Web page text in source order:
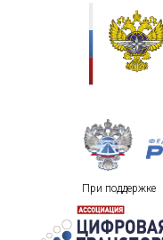
При поддержке